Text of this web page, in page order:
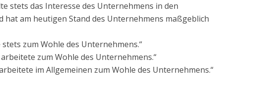
stets das Interesse des Unternehmens in den
hat am heutigen Stand des Unternehmens maßgeblich
zum Wohle des Unternehmens.“
zum Wohle des Unternehmens.“
im Allgemeinen zum Wohle des Unternehmens.“